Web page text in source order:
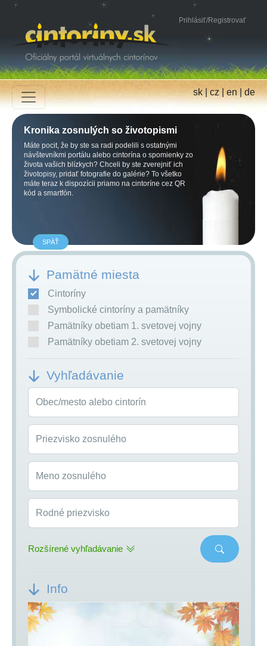
Prihlásiť/Registrovať
sk|cz|en|de
Kronika zosnulých so životopismi
Máte pocit, že by ste sa radi podelili s ostatnými
návštevníkmi portálu alebo cintorína o spomienky zo
života vašich blízkych? Chceli by ste zverejniť ich
životopisy, pridať fotografie do galérie? To všetko
máte teraz k dispozícii priamo na cintoríne cez QR
kód a smartfón.
SPÄŤ
Pamätné miesta
Cintoríny
Symbolické cintoríny a pamätníky
Pamätníky obetiam 1. svetovej vojny
Pamätníky obetiam 2. svetovej vojny
Vyhľadávanie
Obec/mesto alebo cintorín
Priezvisko zosnulého
Meno zosnulého
Rodné priezvisko
Rozšírené vyhľadávanie
Info